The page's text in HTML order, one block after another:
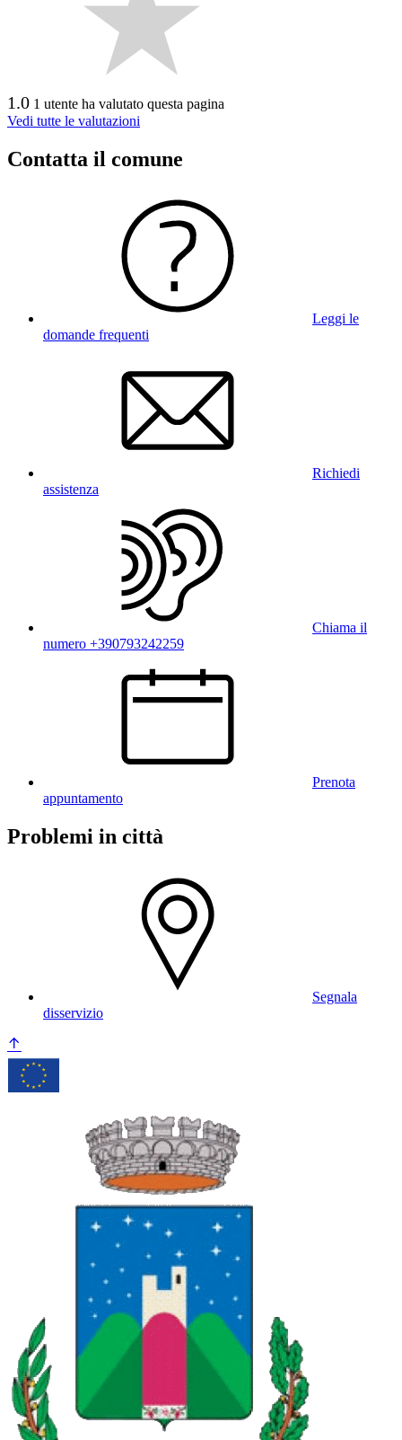
1.0 1 utente ha valutato questa pagina
Vedi tutte le valutazioni
Contatta il comune
Leggi le
domande frequenti
Richiedi
assistenza
Chiama il
numero +390793242259
Prenota
appuntamento
Problemi in città
Segnala
disservizio